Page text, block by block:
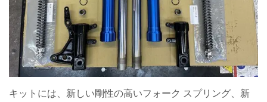
キットには、新しい剛性の高いフォーク スプリング、新